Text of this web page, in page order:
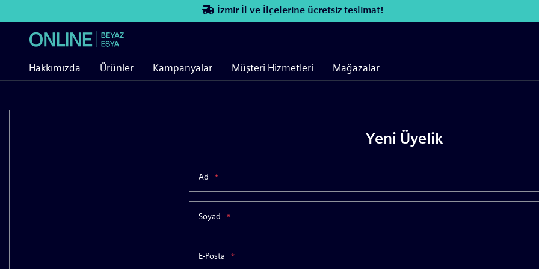
İzmir İl ve İlçelerine ücretsiz teslimat!
Hakkımızda Ürünler Kampanyalar Müşteri Hizmetleri Mağazalar
Yeni Üyelik
Ad *
Soyad *
E-Posta *